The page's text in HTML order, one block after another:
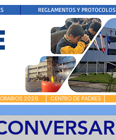
REGLAMENTOS Y PROTOCOLOS
2026 CENTRO DE PADRES